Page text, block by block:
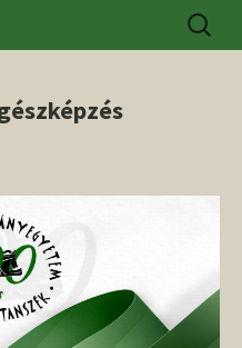
Tanszék